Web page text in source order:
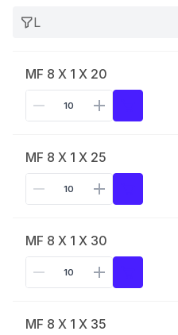
L
MF 8 X 1 X 20
MF 8 X 1 X 25
MF 8 X 1 X 30
MF 8 X 1 X 35